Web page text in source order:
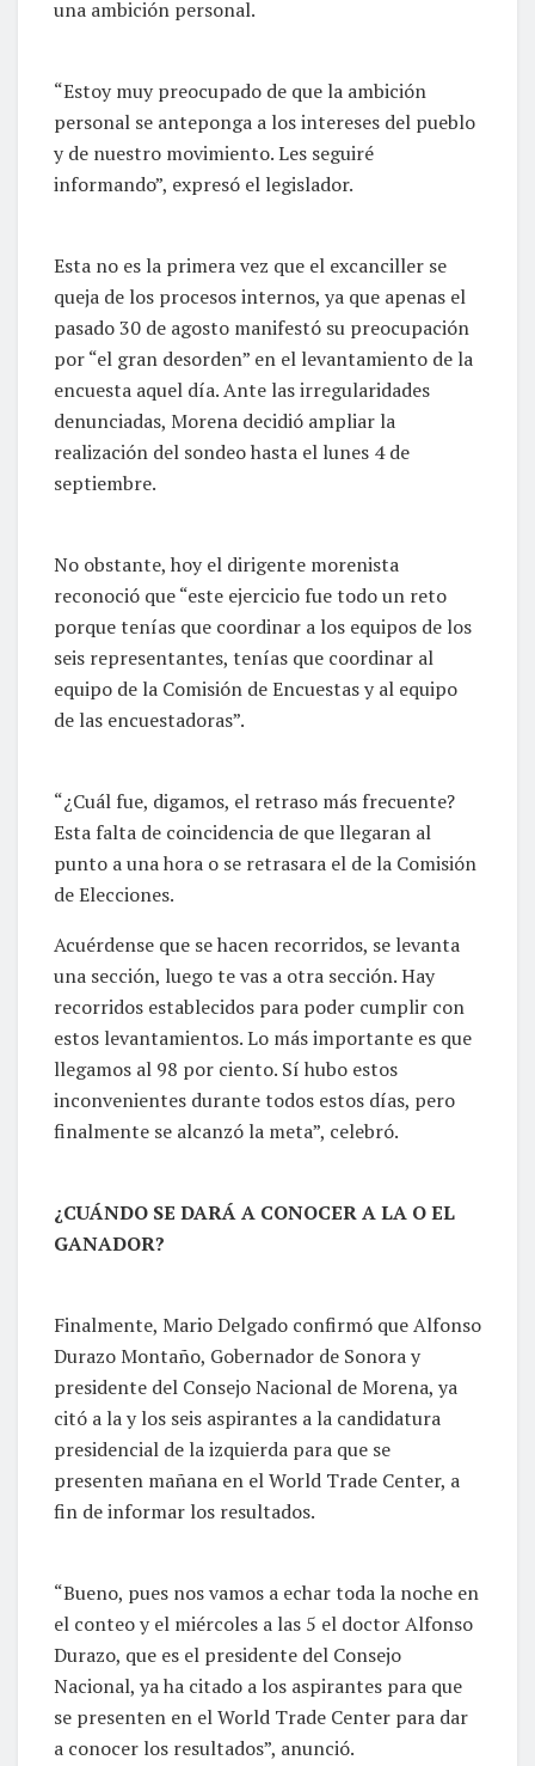
una ambición personal.
“Estoy muy preocupado de que la ambición
personal se anteponga a los intereses del pueblo
y de nuestro movimiento. Les seguiré
informando”, expresó el legislador.
Esta no es la primera vez que el excanciller se
queja de los procesos internos, ya que apenas el
pasado 30 de agosto manifestó su preocupación
por “el gran desorden” en el levantamiento de la
encuesta aquel día. Ante las irregularidades
denunciadas, Morena decidió ampliar la
realización del sondeo hasta el lunes 4 de
septiembre.
No obstante, hoy el dirigente morenista
reconoció que “este ejercicio fue todo un reto
porque tenías que coordinar a los equipos de los
seis representantes, tenías que coordinar al
equipo de la Comisión de Encuestas y al equipo
de las encuestadoras”.
“¿Cuál fue, digamos, el retraso más frecuente?
Esta falta de coincidencia de que llegaran al
punto a una hora o se retrasara el de la Comisión
de Elecciones.
Acuérdense que se hacen recorridos, se levanta
una sección, luego te vas a otra sección. Hay
recorridos establecidos para poder cumplir con
estos levantamientos. Lo más importante es que
llegamos al 98 por ciento. Sí hubo estos
inconvenientes durante todos estos días, pero
finalmente se alcanzó la meta”, celebró.
¿CUÁNDO SE DARÁ A CONOCER A LA O EL
GANADOR?
Finalmente, Mario Delgado confirmó que Alfonso
Durazo Montaño, Gobernador de Sonora y
presidente del Consejo Nacional de Morena, ya
citó a la y los seis aspirantes a la candidatura
presidencial de la izquierda para que se
presenten mañana en el World Trade Center, a
fin de informar los resultados.
“Bueno, pues nos vamos a echar toda la noche en
el conteo y el miércoles a las 5 el doctor Alfonso
Durazo, que es el presidente del Consejo
Nacional, ya ha citado a los aspirantes para que
se presenten en el World Trade Center para dar
a conocer los resultados”, anunció.